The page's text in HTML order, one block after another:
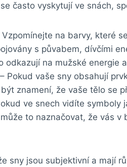
často vyskytují ve snách,
na ⁣barvy, které
s půvabem, dívčími
odkazují na mužské energie‌
Pokud vaše sny ⁢obsahují​
znamení, ‌že vaše tělo se
ve snech vidíte symboly
to naznačovat, že vás
sny⁢ jsou subjektivní a mají